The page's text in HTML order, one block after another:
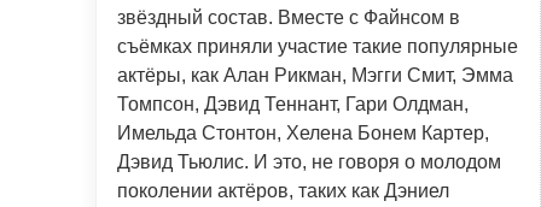
звёздный состав. Вместе с Файнсом в
съёмках приняли участие такие популярные
актёры, как Алан Рикман, Мэгги Смит, Эмма
Томпсон, Дэвид Теннант, Гари Олдман,
Имельда Стонтон, Хелена Бонем Картер,
Дэвид Тьюлис. И это, не говоря о молодом
поколении актёров, таких как Дэниел